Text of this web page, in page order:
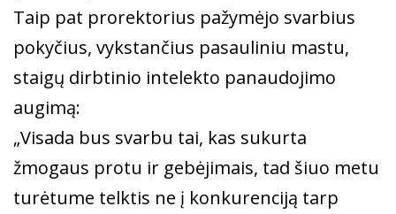
Taip pat prorektorius pažymėjo svarbius
pokyčius, vykstančius pasauliniu mastu,
staigų dirbtinio intelekto panaudojimo
augimą:
„Visada bus svarbu tai, kas sukurta
žmogaus protu ir gebėjimais, tad šiuo metu
turėtume telktis ne į konkurenciją tarp